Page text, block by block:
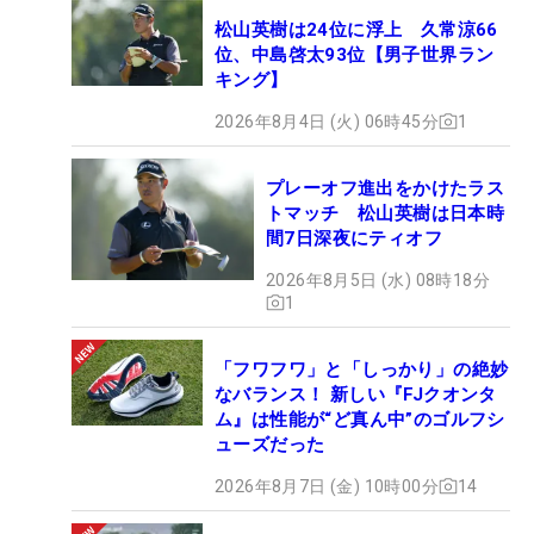
松山英樹は24位に浮上 久常涼66
位、中島啓太93位【男子世界ラン
キング】
2026年8月4日 (火) 06時45分 1
プレーオフ進出をかけたラス
トマッチ 松山英樹は日本時
間7日深夜にティオフ
2026年8月5日 (水) 08時18分
1
「フワフワ」と「しっかり」の絶妙
なバランス！ 新しい『FJクオンタ
ム』は性能が“ど真ん中”のゴルフシ
ューズだった
2026年8月7日 (金) 10時00分 14